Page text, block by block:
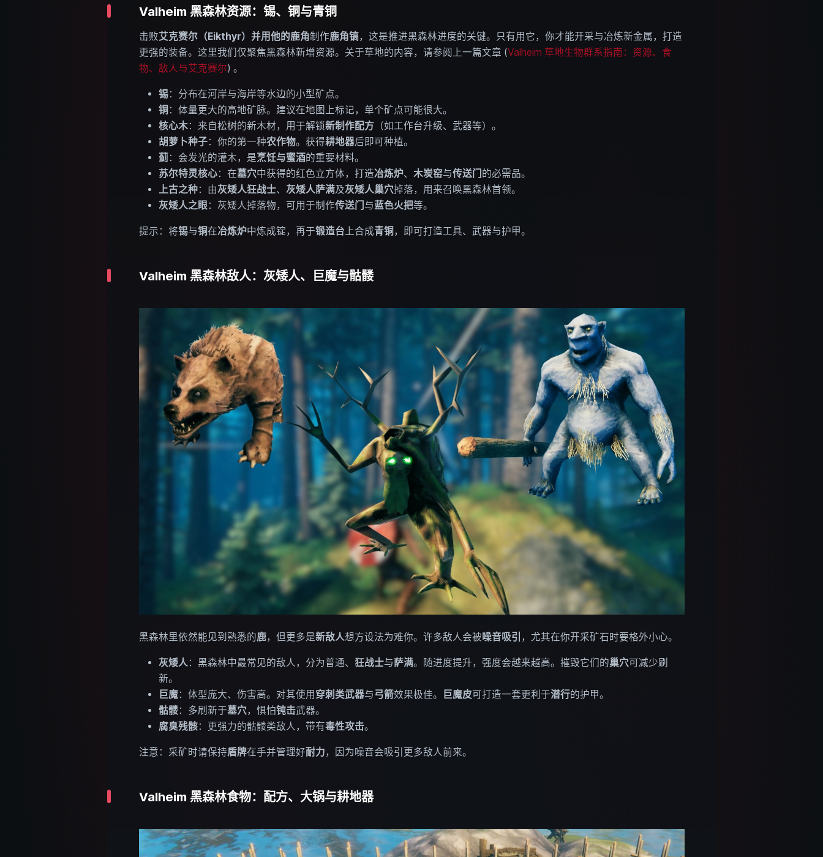
Valheim 黑森林资源：锡、铜与青铜
击败艾克赛尔（Eikthyr） 并用他的鹿角制作鹿角镐，这是推进黑森林进度的关键。只有用它，你才能开采与冶炼新金属，打造
更强的装备。这里我们仅聚焦黑森林新增资源。关于草地的内容，请参阅上一篇文章 (Valheim 草地生物群系指南：资源、食
物、敌人与艾克赛尔) 。
锡：分布在河岸与海岸等水边的小型矿点。
铜 ：体量更大的高地矿脉。建议在地图上标记，单个矿点可能很大。
核心木：来自松树的新木材，用于解锁新制作配方（如工作台升级、武器等）。
胡萝卜种子：你的第一种农作物。获得耕地器后即可种植。
蓟：会发光的灌木，是烹饪与蜜酒的重要材料。
苏尔特灵核心：在墓穴中获得的红色立方体，打造冶炼炉、 木炭窑与传送门 的必需品。
上古之种：由灰矮人狂战士、 灰矮人萨满及灰矮人巢穴掉落，用来召唤黑森林首领。
灰矮人之眼：灰矮人掉落物，可用于制作传送门 与蓝色火把等。
提示：将锡与铜在冶炼炉中炼成锭，再于锻造台上合成青铜 ，即可打造工具、武器与护甲。
Valheim 黑森林敌人：灰矮人、巨魔与骷髅
黑森林里依然能见到熟悉的鹿，但更多是新敌人想方设法为难你。许多敌人会被噪音吸引 ，尤其在你开采矿石时要格外小心。
灰矮人：黑森林中最常见的敌人，分为普通、 狂战士与萨满。随进度提升，强度会越来越高。摧毁它们的巢穴可减少刷
新。
巨魔：体型庞大、伤害高。对其使用 穿刺类武器与 弓箭效果极佳。 巨魔皮可打造一套更利于潜行的护甲。
骷髅：多刷新于墓穴，惧怕钝击武器。
腐臭残骸：更强力的骷髅类敌人，带有毒性攻击。
注意：采矿时请保持盾牌在手并管理好耐力，因为噪音会吸引更多敌人前来。
Valheim 黑森林食物：配方、大锅与耕地器